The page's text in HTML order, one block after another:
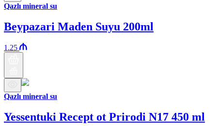
Qazlı mineral su
Beypazari Maden Suyu 200ml
1.25
Qazlı mineral su
Yessentuki Recept ot Prirodi N17 450 ml